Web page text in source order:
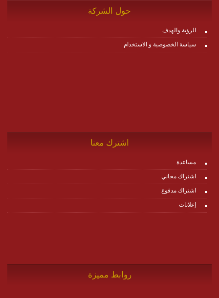
حول الشركة
الرؤية والهدف
سياسة الخصوصية و الاستخدام
اشترك معنا
مساعدة
اشتراك مجاني
اشتراك مدفوع
إعلانات
روابط مميزة